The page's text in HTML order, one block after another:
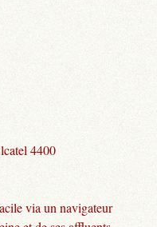
4400
via un navigateur